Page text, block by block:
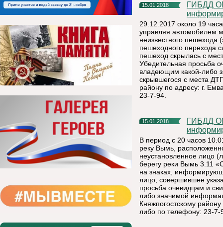
15.01.2018
ГИБДД ОМВД России по Княжпогостскому району
29.12.2017 около 19
управляя автомобилем
неизвестного пешехода
пешеходного перехода
пешеход скрылась с
Убедительная просьба
владеющим какой-либо
скрывшегося с места
району по адресу: г.
23-7-94.
15.01.2018
ГИБДД ОМВД России по Княжпогостскому району
В период с 20 часов
реку Вымь,
неустановленное лицо
берегу реки Вымь 3.11
на знаках,
лицо, совершившее
просьба очевидцам и
либо значимой
Княжпогостскому
либо по телефону: 23-7-